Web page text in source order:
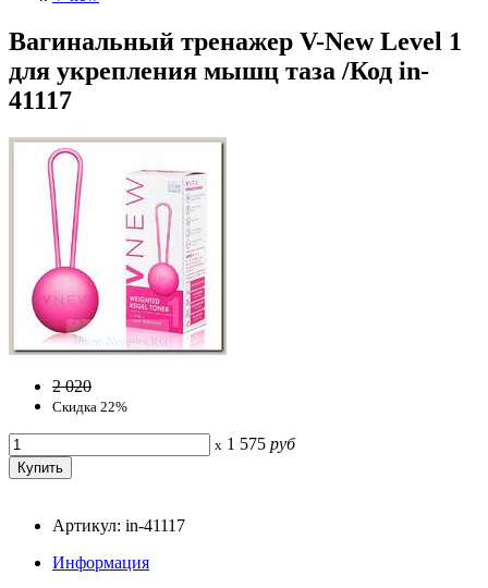
Вагинальный тренажер V-New Level 1
для укрепления мышц таза /Код in-
41117
2 020
Скидка 22%
x 1 575 руб
Артикул: in-41117
Информация